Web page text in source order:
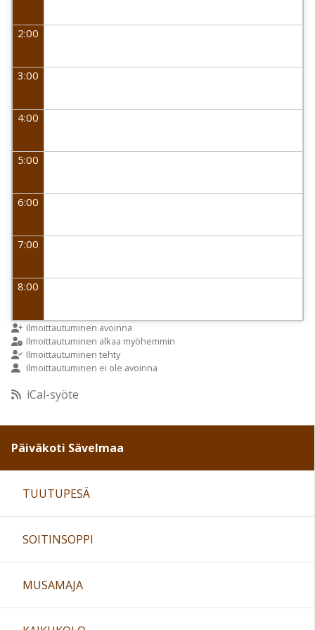
2:00
3:00
4:00
5:00
6:00
7:00
8:00
9:00
10:00
12:00
13:00
14:00
15:00
16:00
Ilmoittautuminen avoinna
Ilmoittautuminen alkaa myöhemmin
Ilmoittautuminen tehty
Ilmoittautuminen ei ole avoinna
iCal-syöte
Päiväkoti Sävelmaa
TUUTUPESÄ
SOITINSOPPI
MUSAMAJA